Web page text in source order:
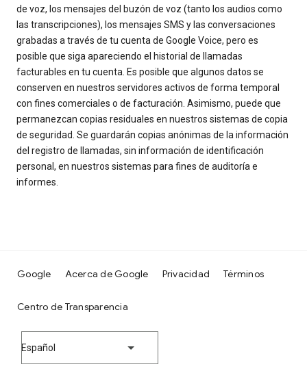
de voz, los mensajes del buzón de voz (tanto los audios como
las transcripciones), los mensajes SMS y las conversaciones
grabadas a través de tu cuenta de Google Voice, pero es
posible que siga apareciendo el historial de llamadas
facturables en tu cuenta. Es posible que algunos datos se
conserven en nuestros servidores activos de forma temporal
con fines comerciales o de facturación. Asimismo, puede que
permanezcan copias residuales en nuestros sistemas de copia
de seguridad. Se guardarán copias anónimas de la información
del registro de llamadas, sin información de identificación
personal, en nuestros sistemas para fines de auditoría e
informes.
Google Acerca de Google Privacidad Términos
Centro de Transparencia
Español